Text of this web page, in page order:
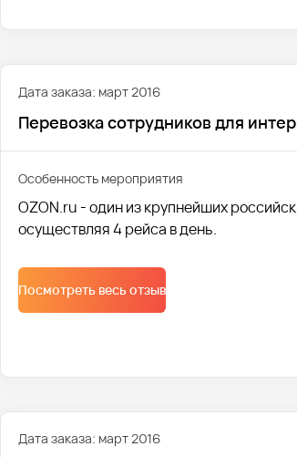
Дата заказа: март 2016
Перевозка сотрудников для
Особенность мероприятия
OZON.ru - один из крупнейших
осуществляя 4 рейса в день.
Посмотреть весь отзыв
Дата заказа: март 2016